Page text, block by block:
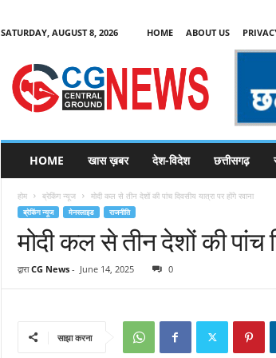
SATURDAY, AUGUST 8, 2026 HOME ABOUT US
C
HOME खास ख़बर देश-विदेश छत्तीसगढ़
होम ब्रेकिंग न्यूज मोदी कल से तीन देशों की पांच दिवसीय यात्रा पर होंगे रवाना
ब्रेकिंग न्यूज मेनस्लाइड राजनीति
मोदी कल से तीन देशों की पांच
द्वारा CG News- June 14, 2025 0
साझा करना